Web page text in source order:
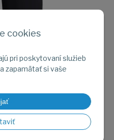
cookies
pri poskytovaní služieb
zapamätať si vaše